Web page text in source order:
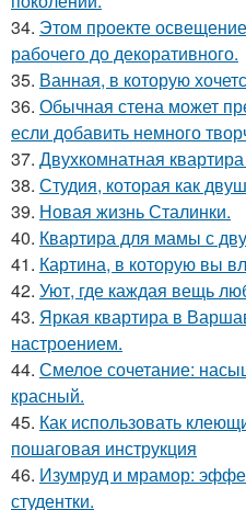
34. Этом проекте
рабочего до декоративного.
35. Ванная, в которую
36. Обычная стена может
если добавить немного
37. Двухкомнатная
38. Студия, которая как
39. Новая жизнь Сталинки.
40. Квартира для мамы с
41. Картина, в которую вы
42. Уют, где каждая вещь
43. Яркая квартира в
настроением.
44. Смелое сочетание:
красный.
45. Как использовать
пошаговая инструкция
46. Изумруд и мрамор:
студентки.